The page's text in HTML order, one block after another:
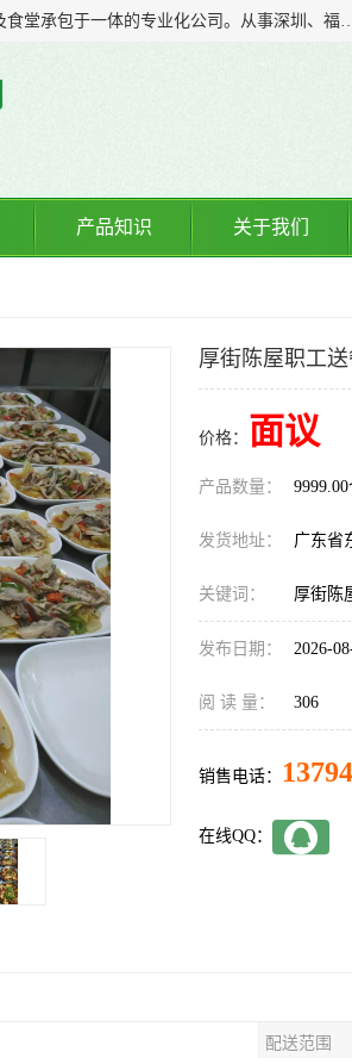
广东食安膳食管理服务有限公司是一家集干货粮油、肉禽蔬菜等食品加工、配送及食堂承包于一体的专业化公司。从事深圳、福永、公明、沙井、松岗等地
产品知识 关于我们
厚街陈屋职工
价格： 面议
产品数量：
发货地址： 广东省
关键词： 厚街陈
发布日期： 2026-
阅 读 量： 306
销售电话：
在线QQ：
配送范围